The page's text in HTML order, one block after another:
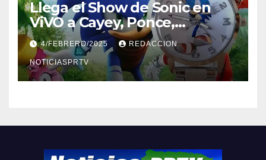
Llega el Show de Sonic en
ViVO a Cayey, Ponce,
Barceloneta y Humacao,
Relojes gratis para el que
compre ahora….
4/FEBRERO/2025 REDACCION
NOTICIASPRTV